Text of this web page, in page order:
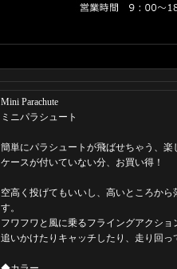
Mini Parachute
ミニパラシュート
簡単にパラシュートが飛ばせちゃう、楽
ケースが付いていない分、お買い得！
空高く投げてもいいし、高いところから
す。
フワフワと風に乗るフライングアクショ
追いかけたりキャッチしたり、走り回っ